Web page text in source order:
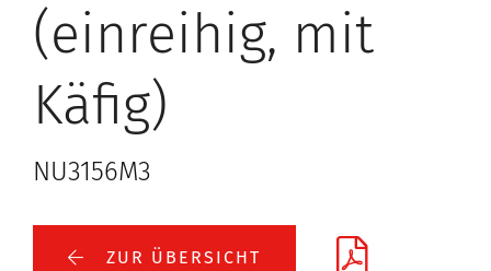
(einreihig, mit
Käfig)
NU3156M3
ZUR ÜBERSICHT